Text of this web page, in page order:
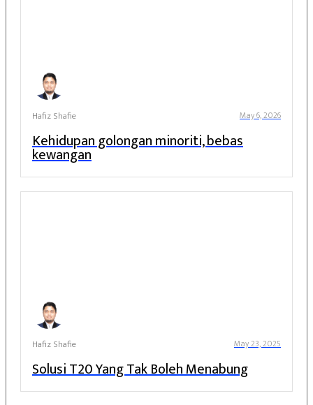
Hafiz Shafie May 6, 2026
Kehidupan golongan minoriti, bebas
kewangan
Hafiz Shafie May 23, 2025
Solusi T20 Yang Tak Boleh Menabung